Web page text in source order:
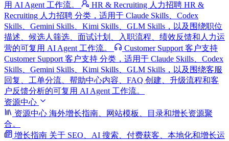
用 AI Agent 工作流。
HR & Recruiting 人力招聘 HR &
Recruiting 人力招聘 分类，适用于 Claude Skills、Codex
Skills、Gemini Skills、Kimi Skills、GLM Skills，以及围绕职位
描述、候选人筛选、面试计划、入职流程、绩效反馈和人力运
营的可复用 AI Agent 工作流。
Customer Support 客户支持
Customer Support 客户支持 分类，适用于 Claude Skills、Codex
Skills、Gemini Skills、Kimi Skills、GLM Skills，以及围绕客服
回复、工单分流、帮助中心内容、FAQ 创建、升级流程和客
户反馈分析的可复用 AI Agent 工作流。
资源中心
资源中心 海外增长指南、网站模板、目录和增长资源聚
合。
增长指南 关于 SEO、AI 搜索、付费获客、本地化和增长运